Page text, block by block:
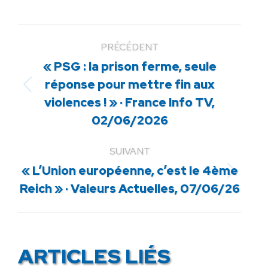
PRÉCÉDENT
Article
précédent
:
« PSG : la prison ferme, seule
réponse pour mettre fin aux
violences ! » · France Info TV,
02/06/2026
SUIVANT
Article
suivant
« L’Union européenne, c’est le 4ème
Reich » · Valeurs Actuelles, 07/06/26
ARTICLES LIÉS